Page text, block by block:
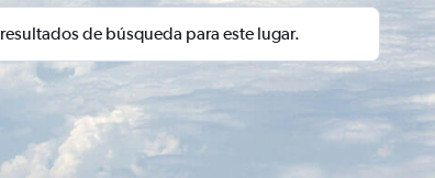
de búsqueda para este lugar.